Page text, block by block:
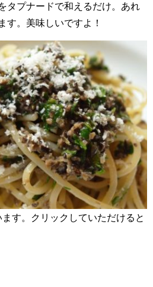
タプナードで和えるだけ。あれ
す。美味しいですよ！
す。クリックしていただけると